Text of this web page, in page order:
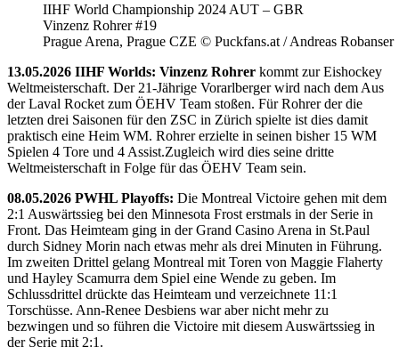
IIHF World Championship 2024 AUT – GBR
Vinzenz Rohrer #19
Prague Arena, Prague CZE © Puckfans.at / Andreas Robanser
13.05.2026 IIHF Worlds: Vinzenz Rohrer kommt zur Eishockey
Weltmeisterschaft. Der 21-Jährige Vorarlberger wird nach dem Aus
der Laval Rocket zum ÖEHV Team stoßen. Für Rohrer der die
letzten drei Saisonen für den ZSC in Zürich spielte ist dies damit
praktisch eine Heim WM. Rohrer erzielte in seinen bisher 15 WM
Spielen 4 Tore und 4 Assist.Zugleich wird dies seine dritte
Weltmeisterschaft in Folge für das ÖEHV Team sein.
08.05.2026 PWHL Playoffs: Die Montreal Victoire gehen mit dem
2:1 Auswärtssieg bei den Minnesota Frost erstmals in der Serie in
Front. Das Heimteam ging in der Grand Casino Arena in St.Paul
durch Sidney Morin nach etwas mehr als drei Minuten in Führung.
Im zweiten Drittel gelang Montreal mit Toren von Maggie Flaherty
und Hayley Scamurra dem Spiel eine Wende zu geben. Im
Schlussdrittel drückte das Heimteam und verzeichnete 11:1
Torschüsse. Ann-Renee Desbiens war aber nicht mehr zu
bezwingen und so führen die Victoire mit diesem Auswärtssieg in
der Serie mit 2:1.